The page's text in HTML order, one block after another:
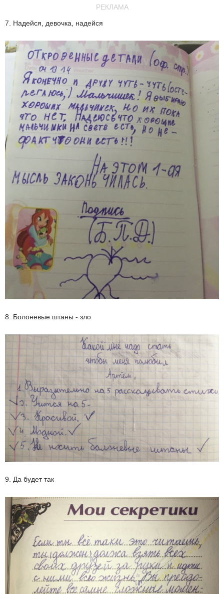
РЕКЛАМА
7. Надейся, девочка, надейся
8. Болоневые штаны - зло
9. Да будет так